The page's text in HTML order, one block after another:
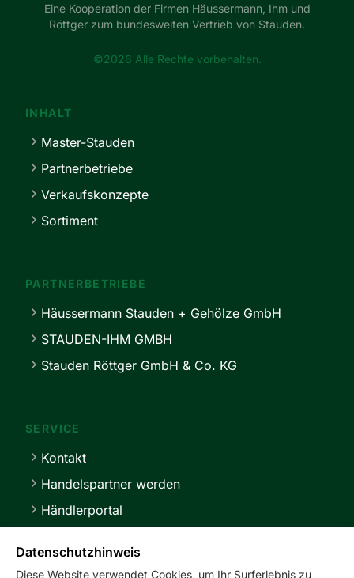
Eine Kooperation der Firmen Häussermann, Ihm und
Röttger zum bundesweiten Vertrieb von Stauden.
©2026 Alle Rechte vorbehalten.
INHALT
Master-Stauden
Partnerbetriebe
Verkaufskonzepte
Sortiment
PARTNERBETRIEBE
Häussermann Stauden + Gehölze GmbH
STAUDEN-IHM GMBH
Stauden Röttger GmbH & Co. KG
SERVICE
Kontakt
Handelspartner werden
Händlerportal
Datenschutzhinweis
Diese Website verwendet Cookies, um Ihr Surferlebnis zu